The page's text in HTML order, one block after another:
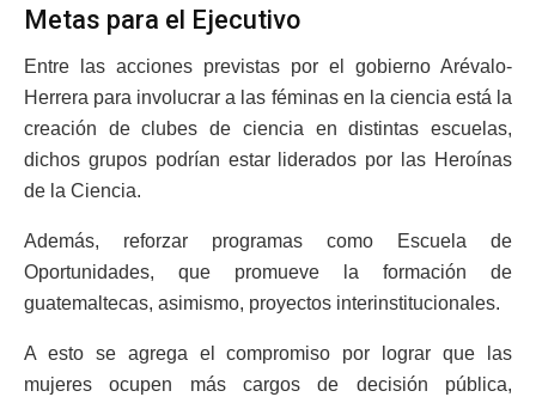
Metas para el Ejecutivo
Entre las acciones previstas por el gobierno Arévalo-
Herrera para involucrar a las féminas en la ciencia está la
creación de clubes de ciencia en distintas escuelas,
dichos grupos podrían estar liderados por las Heroínas
de la Ciencia.
Además, reforzar programas como Escuela de
Oportunidades, que promueve la formación de
guatemaltecas, asimismo, proyectos interinstitucionales.
A esto se agrega el compromiso por lograr que las
mujeres ocupen más cargos de decisión pública,